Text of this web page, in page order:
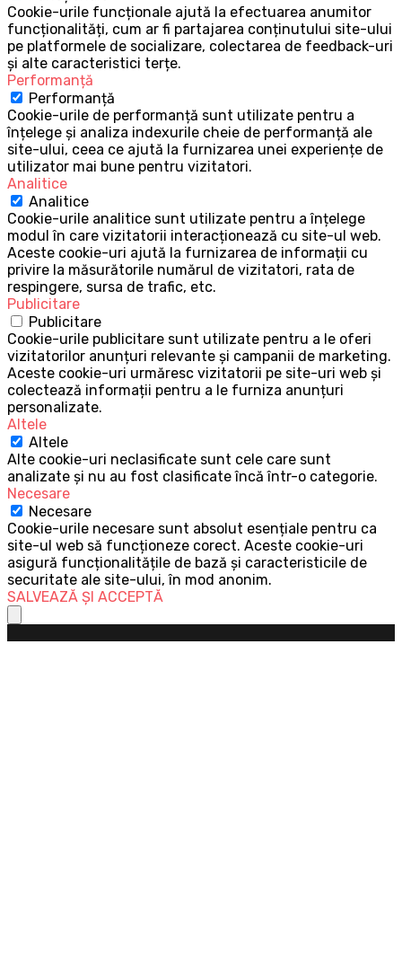
Cookie-urile funcționale ajută la efectuarea anumitor
funcționalități, cum ar fi partajarea conținutului site-ului
pe platformele de socializare, colectarea de feedback-uri
și alte caracteristici terțe.
Performanță
Performanță
Cookie-urile de performanță sunt utilizate pentru a
înțelege și analiza indexurile cheie de performanță ale
site-ului, ceea ce ajută la furnizarea unei experiențe de
utilizator mai bune pentru vizitatori.
Analitice
Analitice
Cookie-urile analitice sunt utilizate pentru a înțelege
modul în care vizitatorii interacționează cu site-ul web.
Aceste cookie-uri ajută la furnizarea de informații cu
privire la măsurătorile numărul de vizitatori, rata de
respingere, sursa de trafic, etc.
Publicitare
Publicitare
Cookie-urile publicitare sunt utilizate pentru a le oferi
vizitatorilor anunțuri relevante și campanii de marketing.
Aceste cookie-uri urmăresc vizitatorii pe site-uri web și
colectează informații pentru a le furniza anunțuri
personalizate.
Altele
Altele
Alte cookie-uri neclasificate sunt cele care sunt
analizate și nu au fost clasificate încă într-o categorie.
Necesare
Necesare
Cookie-urile necesare sunt absolut esențiale pentru ca
site-ul web să funcționeze corect. Aceste cookie-uri
asigură funcționalitățile de bază și caracteristicile de
securitate ale site-ului, în mod anonim.
SALVEAZĂ ȘI ACCEPTĂ